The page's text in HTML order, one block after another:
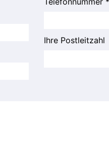
Ihre Postleitzahl